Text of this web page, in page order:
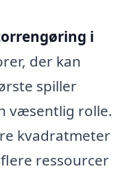
i
der kan
spiller
væsentlig rolle.
kvadratmeter
ressourcer